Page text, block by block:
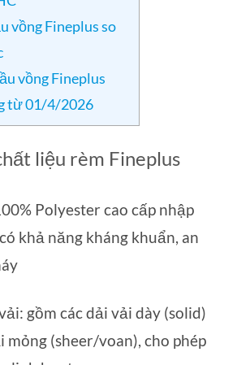
vồng Fineplus so
vồng Fineplus
từ 01/4/2026
liệu rèm Fineplus
Polyester cao cấp nhập
khả năng kháng khuẩn, an
gồm các dải vải dày (solid)
mỏng (sheer/voan), cho phép